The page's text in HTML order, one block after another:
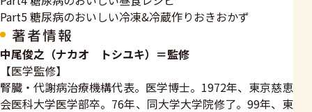
Part5 糖尿病のおいしい冷凍&冷蔵作りおきおかず
著者情報
中尾俊之（ナカオ トシユキ）＝監修
【医学監修】
腎臓・代謝病治療機構代表。医学博士。1972年、東京慈恵
会医科大学医学部卒。76年、同大学大学院修了。99年、東